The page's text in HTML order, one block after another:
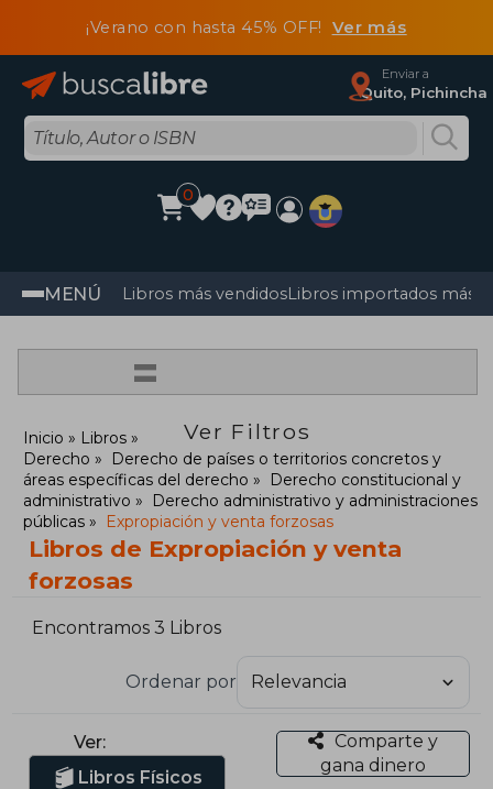
¡Verano con hasta 45% OFF! Ver más
Enviar a
Quito, Pichincha
0
MENÚ Libros más vendidosLibros importados más
=
Ver Filtros
Inicio
Libros
Derecho
Derecho de países o territorios concretos y
áreas específicas del derecho
Derecho constitucional y
administrativo
Derecho administrativo y administraciones
públicas
Expropiación y venta forzosas
Libros de Expropiación y venta
forzosas
Encontramos 3 Libros
Ordenar por
Ver:
Libros Físicos
Comparte y
gana dinero